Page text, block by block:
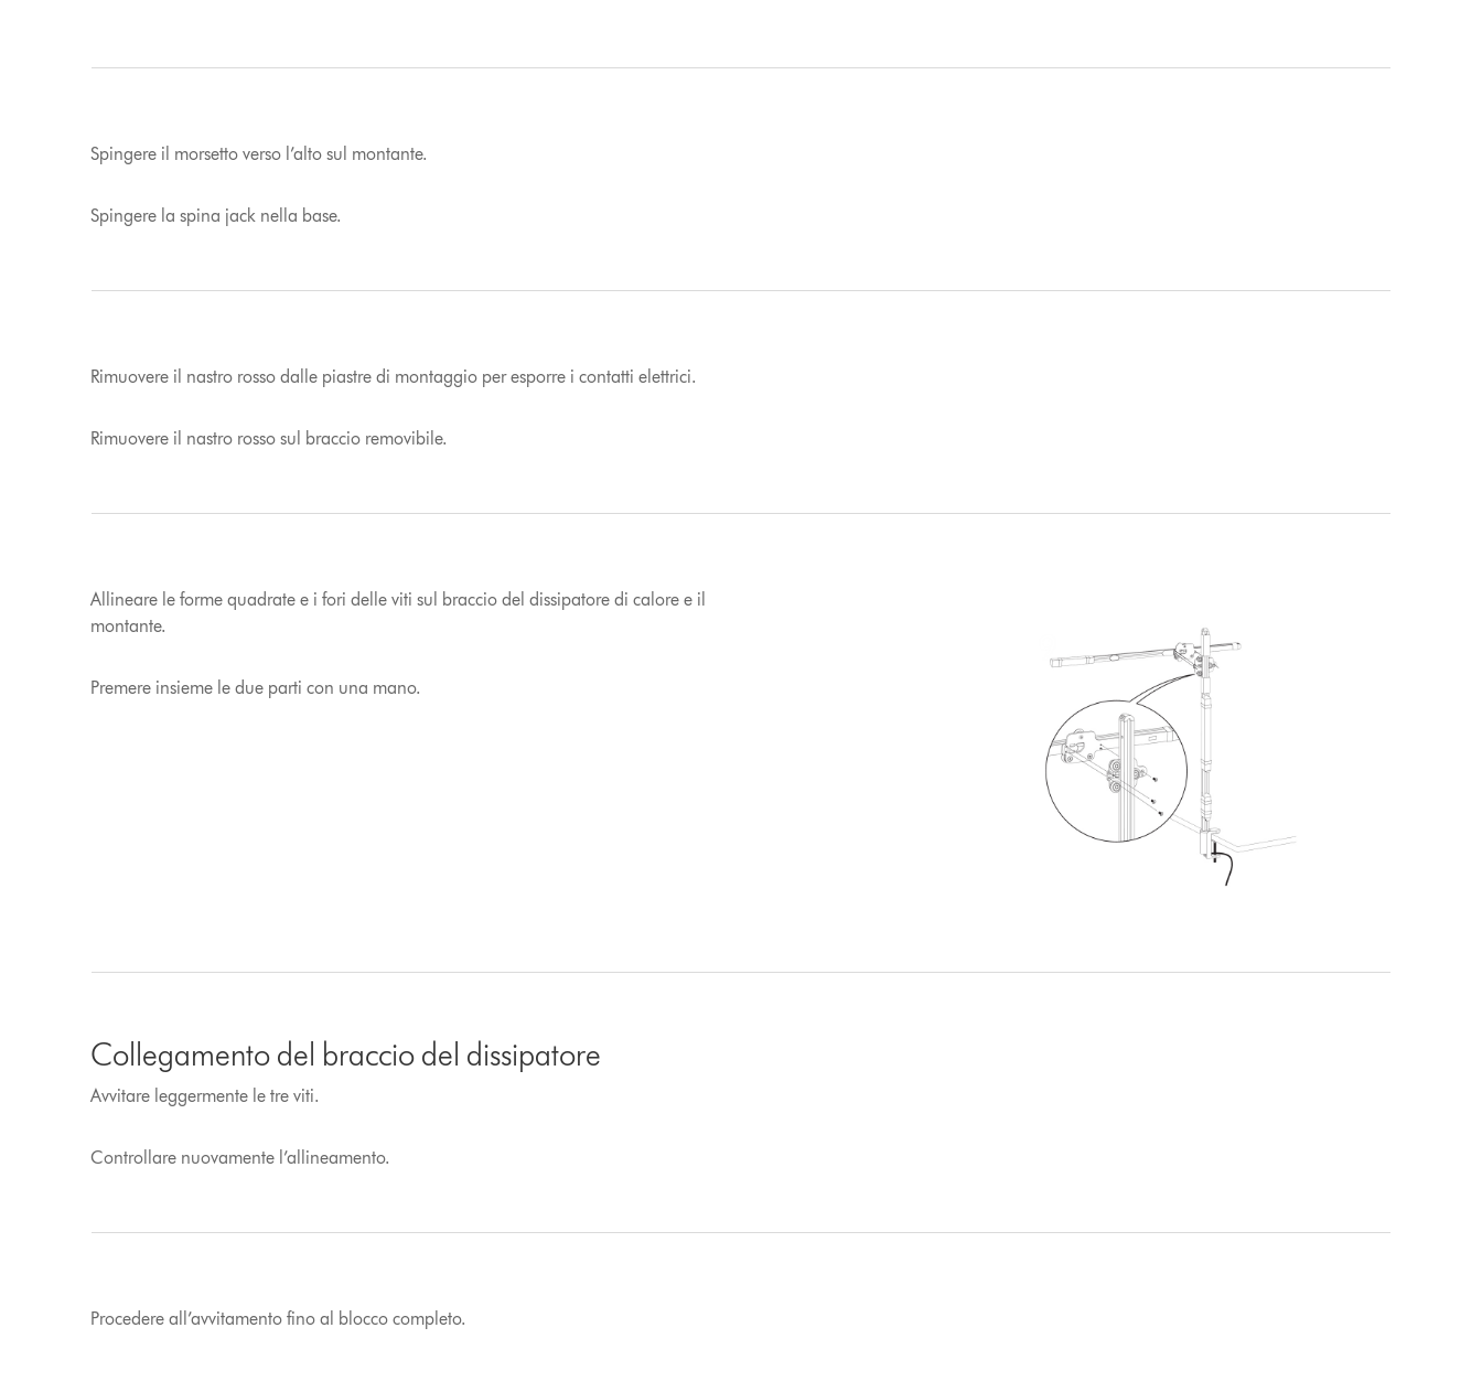
Spingere il morsetto verso l’alto sul montante.
Spingere la spina jack nella base.
Rimuovere il nastro rosso dalle piastre di montaggio per esporre i contatti elettrici.
Rimuovere il nastro rosso sul braccio removibile.
Allineare le forme quadrate e i fori delle viti sul braccio del dissipatore di calore e il
montante.
Premere insieme le due parti con una mano.
Collegamento del braccio del dissipatore
Avvitare leggermente le tre viti.
Controllare nuovamente l’allineamento.
Procedere all’avvitamento fino al blocco completo.